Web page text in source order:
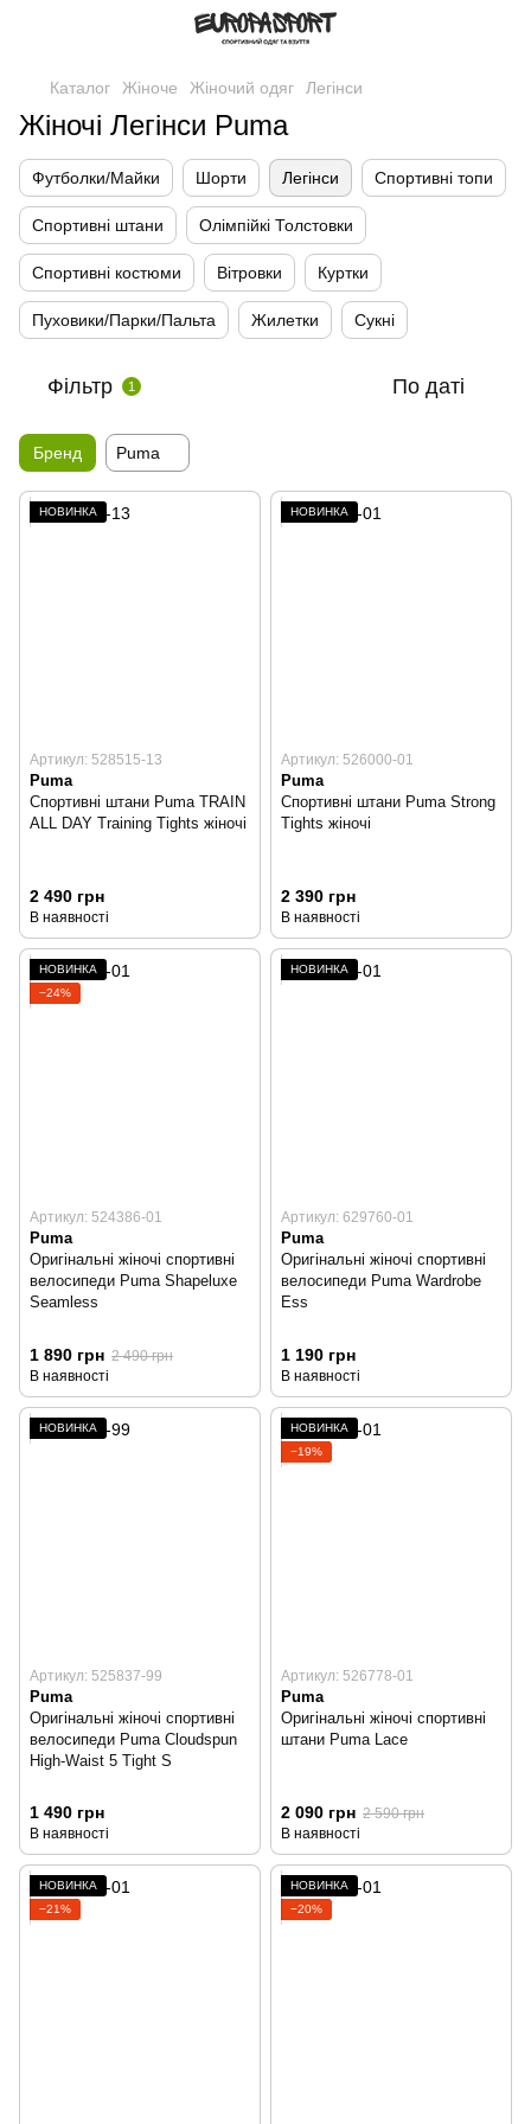
Каталог Жіноче Жіночий одяг Легінси
Жіночі Легінси Puma
Футболки/Майки Шорти Легінси Спортивні топи
Спортивні штани Олімпійкі Толстовки
Спортивні костюми Вітровки Куртки
Пуховики/Парки/Пальта Жилетки Сукні
Фільтр 1 По даті
Бренд Puma
НОВИНКА
Артикул: 528515-13
Puma
Спортивні штани Puma TRAIN
ALL DAY Training Tights жіночі
2 490 грн
В наявності
НОВИНКА
Артикул: 526000-01
Puma
Спортивні штани Puma Strong
Tights жіночі
2 390 грн
В наявності
НОВИНКА
−24%
Артикул: 524386-01
Puma
Оригінальні жіночі спортивні
велосипеди Puma Shapeluxe
Seamless
1 890 грн 2 490 грн
В наявності
НОВИНКА
Артикул: 629760-01
Puma
Оригінальні жіночі спортивні
велосипеди Puma Wardrobe
Ess
1 190 грн
В наявності
НОВИНКА
Артикул: 525837-99
Puma
Оригінальні жіночі спортивні
велосипеди Puma Cloudspun
High-Waist 5 Tight S
1 490 грн
В наявності
НОВИНКА
−19%
Артикул: 526778-01
Puma
Оригінальні жіночі спортивні
штани Puma Lace
2 090 грн 2 590 грн
В наявності
НОВИНКА
−21%
НОВИНКА
−20%